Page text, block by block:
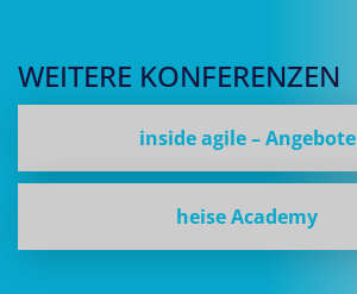
WEITERE KONFERENZEN
inside agile – Angebote
heise Academy